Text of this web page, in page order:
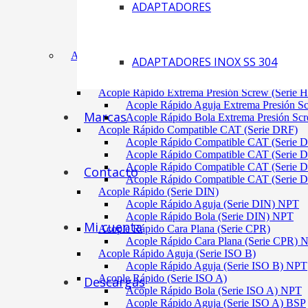
ADAPTADORES
ADAPTADORES INOX SS 304
Marcas
Contacto
Mi cuenta
Descargas
Acoplamiento Tipo Neumático Fenaflex (TYRE)
ACÓPLES RÁPIDOS
Acople Rápido Aguja Extrema Presión (Serie
Acople Rápido Extrema Presión Screw (Serie
Acople Rápido Aguja Extrema Presión
Acople Rápido Bola Extrema Presión
Acople Rápido Compatible CAT (Serie DRF)
Acople Rápido Compatible CAT (Serie
Acople Rápido Compatible CAT (Serie
Acople Rápido Compatible CAT (Serie
Acople Rápido Compatible CAT (Serie
Acople Rápido (Serie DIN)
Acople Rápido Aguja (Serie DIN) NPT
Acople Rápido Bola (Serie DIN) NPT
Acople Rápido Cara Plana (Serie CPR)
Acople Rápido Cara Plana (Serie CPR)
Acople Rápido Aguja (Serie ISO B)
Acople Rápido Aguja (Serie ISO B) NPT
Acople Rápido (Serie ISO A)
Acople Rápido Bola (Serie ISO A) NPT
Acople Rápido Aguja (Serie ISO A) BSP